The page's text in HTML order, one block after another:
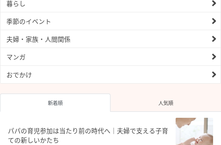
暮らし
季節のイベント
夫婦・家族・人間関係
マンガ
おでかけ
新着順 人気順
パパの育児参加は当たり前の時代へ｜夫婦で支える子育
ての新しいかたち